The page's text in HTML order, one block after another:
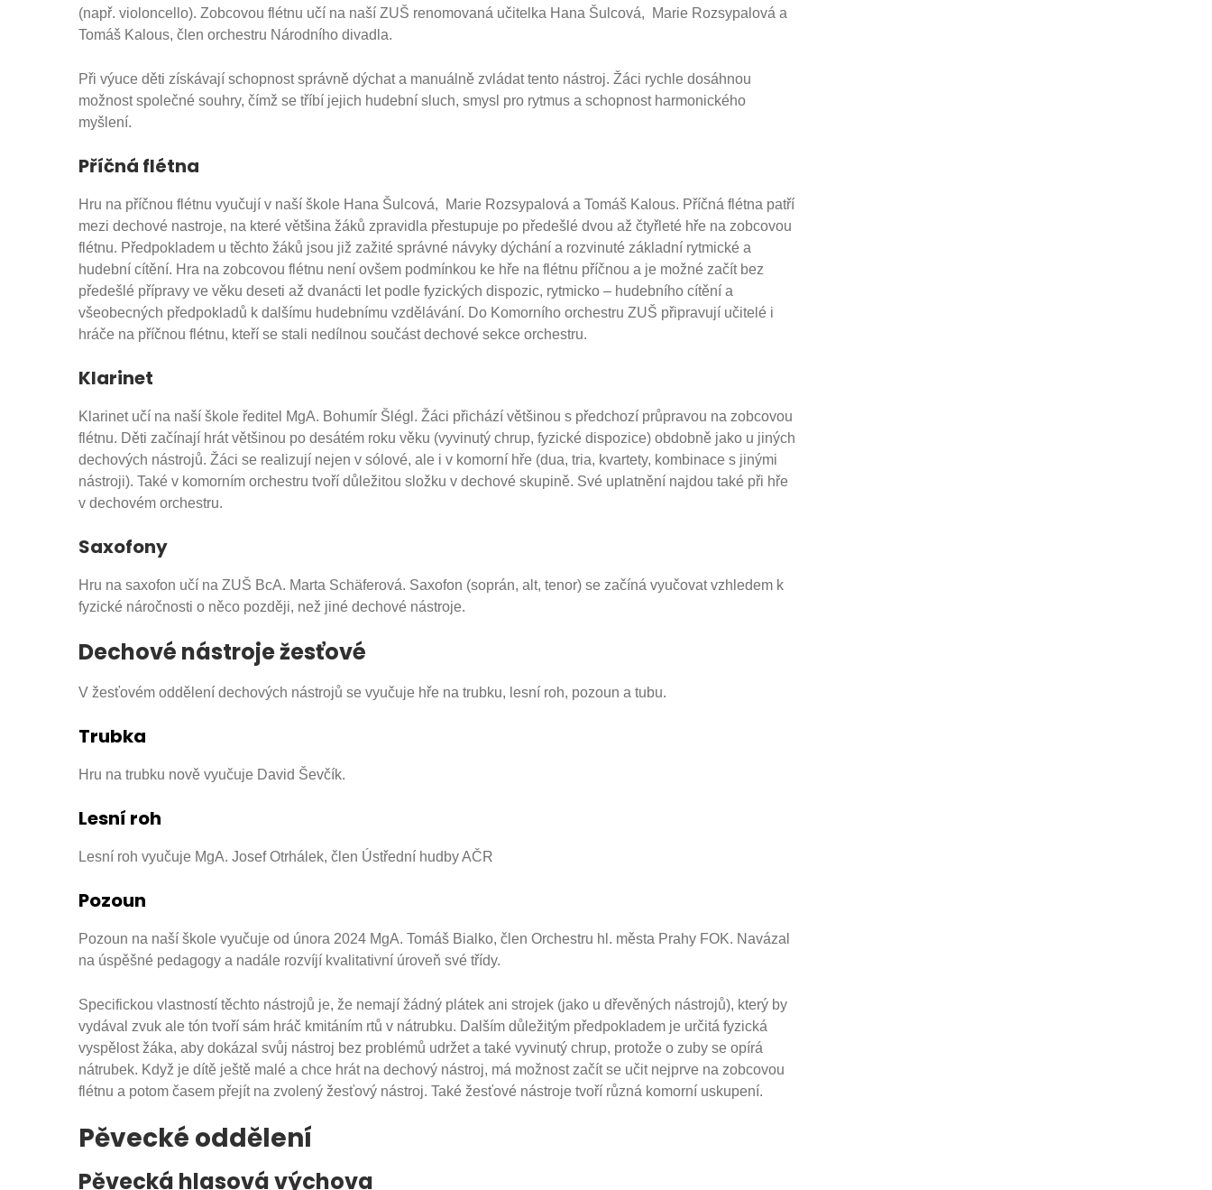
(např. violoncello). Zobcovou flétnu učí na naší ZUŠ renomovaná učitelka Hana Šulcová, Marie Rozsypalová a
Tomáš Kalous, člen orchestru Národního divadla.
Při výuce děti získávají schopnost správně dýchat a manuálně zvládat tento nástroj. Žáci rychle dosáhnou
možnost společné souhry, čímž se tříbí jejich hudební sluch, smysl pro rytmus a schopnost harmonického
myšlení.
Příčná flétna
Hru na příčnou flétnu vyučují v naší škole Hana Šulcová, Marie Rozsypalová a Tomáš Kalous. Příčná flétna patří
mezi dechové nastroje, na které většina žáků zpravidla přestupuje po předešlé dvou až čtyřleté hře na zobcovou
flétnu. Předpokladem u těchto žáků jsou již zažité správné návyky dýchání a rozvinuté základní rytmické a
hudební cítění. Hra na zobcovou flétnu není ovšem podmínkou ke hře na flétnu příčnou a je možné začít bez
předešlé přípravy ve věku deseti až dvanácti let podle fyzických dispozic, rytmicko – hudebního cítění a
všeobecných předpokladů k dalšímu hudebnímu vzdělávání. Do Komorního orchestru ZUŠ připravují učitelé i
hráče na příčnou flétnu, kteří se stali nedílnou součást dechové sekce orchestru.
Klarinet
Klarinet učí na naší škole ředitel MgA. Bohumír Šlégl. Žáci přichází většinou s předchozí průpravou na zobcovou
flétnu. Děti začínají hrát většinou po desátém roku věku (vyvinutý chrup, fyzické dispozice) obdobně jako u jiných
dechových nástrojů. Žáci se realizují nejen v sólové, ale i v komorní hře (dua, tria, kvartety, kombinace s jinými
nástroji). Také v komorním orchestru tvoří důležitou složku v dechové skupině. Své uplatnění najdou také při hře
v dechovém orchestru.
Saxofony
Hru na saxofon učí na ZUŠ BcA. Marta Schäferová. Saxofon (soprán, alt, tenor) se začíná vyučovat vzhledem k
fyzické náročnosti o něco později, než jiné dechové nástroje.
Dechové nástroje žesťové
V žesťovém oddělení dechových nástrojů se vyučuje hře na trubku, lesní roh, pozoun a tubu.
Trubka
Hru na trubku nově vyučuje David Ševčík.
Lesní roh
Lesní roh vyučuje MgA. Josef Otrhálek, člen Ústřední hudby AČR
Pozoun
Pozoun na naší škole vyučuje od února 2024 MgA. Tomáš Bialko, člen Orchestru hl. města Prahy FOK. Navázal
na úspěšné pedagogy a nadále rozvíjí kvalitativní úroveň své třídy.
Specifickou vlastností těchto nástrojů je, že nemají žádný plátek ani strojek (jako u dřevěných nástrojů), který by
vydával zvuk ale tón tvoří sám hráč kmitáním rtů v nátrubku. Dalším důležitým předpokladem je určitá fyzická
vyspělost žáka, aby dokázal svůj nástroj bez problémů udržet a také vyvinutý chrup, protože o zuby se opírá
nátrubek. Když je dítě ještě malé a chce hrát na dechový nástroj, má možnost začít se učit nejprve na zobcovou
flétnu a potom časem přejít na zvolený žesťový nástroj. Také žesťové nástroje tvoří různá komorní uskupení.
Pěvecké oddělení
Pěvecká hlasová výchova